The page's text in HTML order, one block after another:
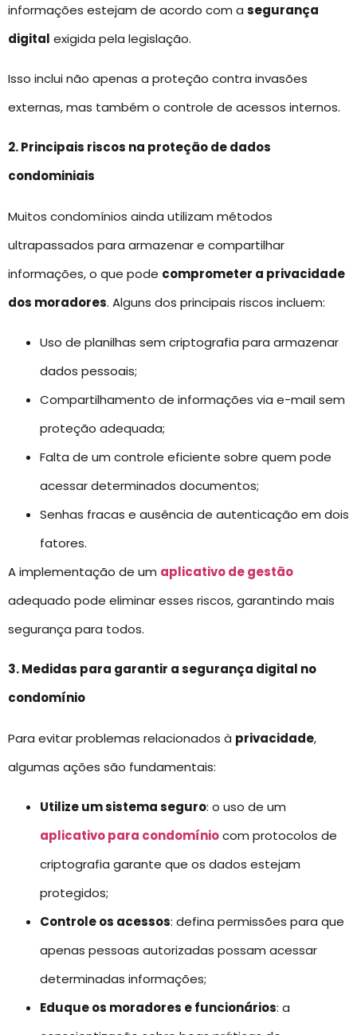
informações estejam de acordo com a segurança
digital exigida pela legislação.
Isso inclui não apenas a proteção contra invasões
externas, mas também o controle de acessos internos.
2. Principais riscos na proteção de dados
condominiais
Muitos condomínios ainda utilizam métodos
ultrapassados para armazenar e compartilhar
informações, o que pode comprometer a privacidade
dos moradores. Alguns dos principais riscos incluem:
Uso de planilhas sem criptografia para armazenar
dados pessoais;
Compartilhamento de informações via e-mail sem
proteção adequada;
Falta de um controle eficiente sobre quem pode
acessar determinados documentos;
Senhas fracas e ausência de autenticação em dois
fatores.
A implementação de um aplicativo de gestão
adequado pode eliminar esses riscos, garantindo mais
segurança para todos.
3. Medidas para garantir a segurança digital no
condomínio
Para evitar problemas relacionados à privacidade,
algumas ações são fundamentais:
Utilize um sistema seguro: o uso de um
aplicativo para condomíniocom protocolos de
criptografia garante que os dados estejam
protegidos;
Controle os acessos: defina permissões para que
apenas pessoas autorizadas possam acessar
determinadas informações;
Eduque os moradores e funcionários: a